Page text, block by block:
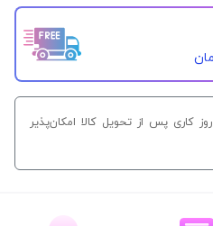
امکان بازگشت کالا تنها تا ۷ روز کاری پس از تحویل کالا امکان‌پذیر